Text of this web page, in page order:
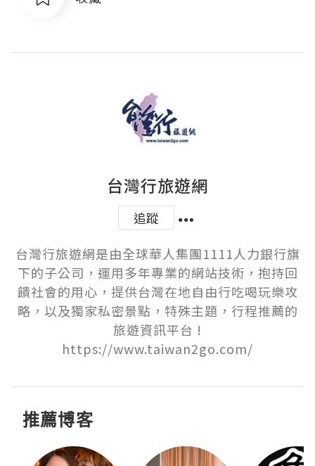
台灣行旅遊網
追蹤
台灣行旅遊網是由全球華人集團1111人力銀行旗
下的子公司，運用多年專業的網站技術，抱持回
饋社會的用心，提供台灣在地自由行吃喝玩樂攻
略，以及獨家私密景點，特殊主題，行程推薦的
旅遊資訊平台 !
https://www.taiwan2go.com/
推薦博客